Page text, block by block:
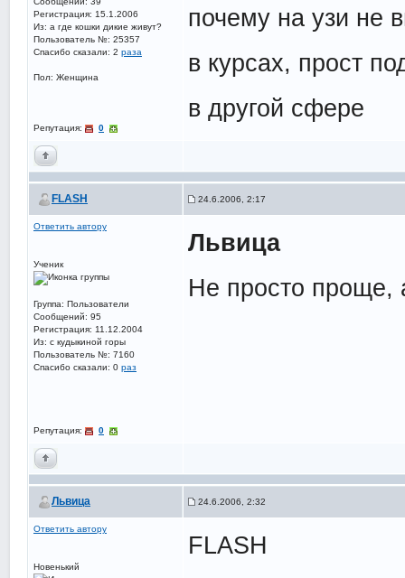
Регистрация: 15.1.2006
Из: а где кошки дикие живут?
Пользователь №: 25357
Спасибо сказали: 2 раза
Пол: Женщина
Репутация: 0
почему на узи не
в курсах, прост
в другой сфере
FLASH 24.6.2006, 2:17
Ответить автору
Ученик
Группа: Пользователи
Сообщений: 95
Регистрация: 11.12.2004
Из: с кудыкиной горы
Пользователь №: 7160
Спасибо сказали: 0 раз
Репутация: 0
Львица
Не просто проще,
Львица 24.6.2006, 2:32
Ответить автору
Новенький
FLASH